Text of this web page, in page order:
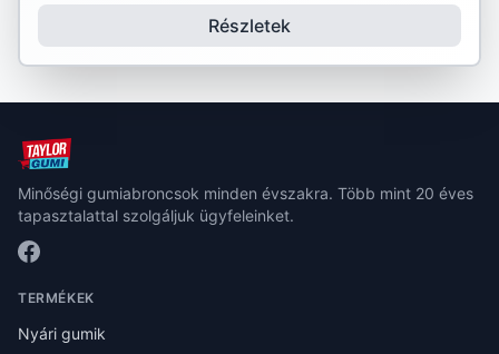
Részletek
Minőségi gumiabroncsok minden évszakra. Több mint 20 éves
tapasztalattal szolgáljuk ügyfeleinket.
TERMÉKEK
Nyári gumik